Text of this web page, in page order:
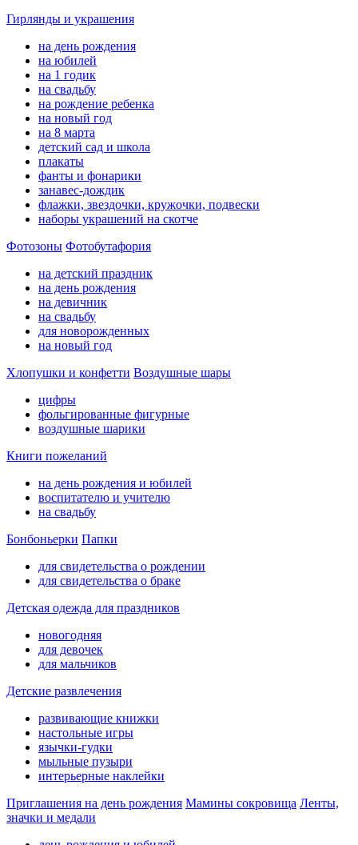
Гирлянды и украшения
на день рождения
на юбилей
на 1 годик
на свадьбу
на рождение ребенка
на новый год
на 8 марта
детский сад и школа
плакаты
фанты и фонарики
занавес-дождик
флажки, звездочки, кружочки, подвески
наборы украшений на скотче
Фотозоны Фотобутафория
на детский праздник
на день рождения
на девичник
на свадьбу
для новорожденных
на новый год
Хлопушки и конфетти Воздушные шары
цифры
фольгированные фигурные
воздушные шарики
Книги пожеланий
на день рождения и юбилей
воспитателю и учителю
на свадьбу
Бонбоньерки Папки
для свидетельства о рождении
для свидетельства о браке
Детская одежда для праздников
новогодняя
для девочек
для мальчиков
Детские развлечения
развивающие книжки
настольные игры
язычки-гудки
мыльные пузыри
интерьерные наклейки
Приглашения на день рождения Мамины сокровища Ленты,
значки и медали